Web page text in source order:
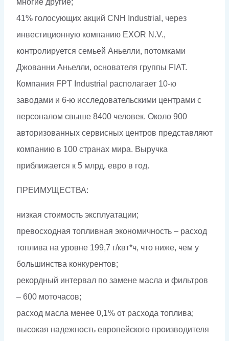
многие другие;
41% голосующих акций CNH Industrial, через
инвестиционную компанию EXOR N.V.,
контролируется семьей Аньелли, потомками
Джованни Аньелли, основателя группы FIAT.
Компания FPT Industrial располагает 10-ю
заводами и 6-ю исследовательскими центрами с
персоналом свыше 8400 человек. Около 900
авторизованных сервисных центров представляют
компанию в 100 странах мира. Выручка
приближается к 5 млрд. евро в год.
ПРЕИМУЩЕСТВА:
низкая стоимость эксплуатации;
превосходная топливная экономичность – расход
топлива на уровне 199,7 г/квт*ч, что ниже, чем у
большинства конкурентов;
рекордный интервал по замене масла и фильтров
– 600 моточасов;
расход масла менее 0,1% от расхода топлива;
высокая надежность европейского производителя